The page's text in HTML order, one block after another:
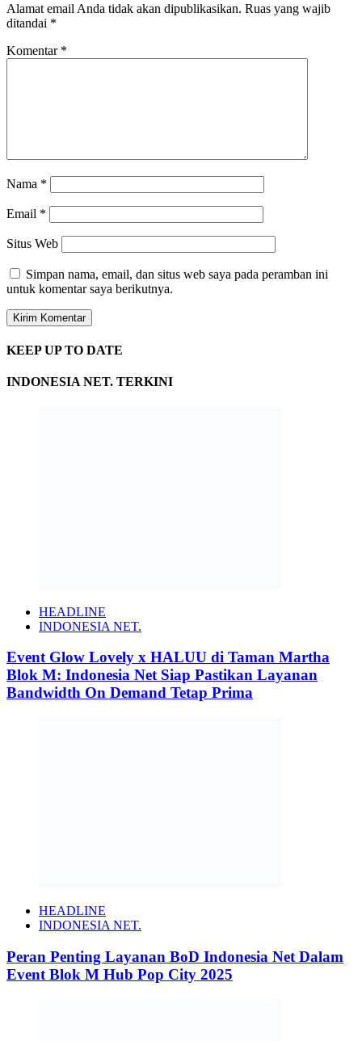
Alamat email Anda tidak akan dipublikasikan. Ruas yang wajib
ditandai *
Komentar *
Nama *
Email *
Situs Web
Simpan nama, email, dan situs web saya pada peramban ini
untuk komentar saya berikutnya.
KEEP UP TO DATE
INDONESIA NET. TERKINI
HEADLINE
INDONESIA NET.
Event Glow Lovely x HALUU di Taman Martha
Blok M: Indonesia Net Siap Pastikan Layanan
Bandwidth On Demand Tetap Prima
HEADLINE
INDONESIA NET.
Peran Penting Layanan BoD Indonesia Net Dalam
Event Blok M Hub Pop City 2025